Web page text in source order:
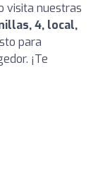
visita nuestras
4, local,
para
¡Te